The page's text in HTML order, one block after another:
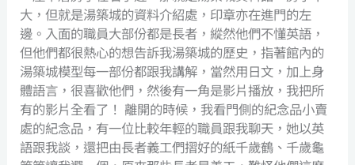
大，但就是湯築城的資料介紹處，印章亦在進門的左
邊。入面的職員大部份都是長者，縱然他們不懂英語，
但他們都很熱心的想告訴我湯築城的歷史，指著館內的
湯築城模型每一部份都跟我講解，當然用日文，加上身
體語言，很喜歡他們，然後有一角是影片播放，我把所
有的影片全看了！ 離開的時候，我看門側的紀念品小賣
處的紀念品，有一位比較年輕的職員跟我聊天，她以英
語跟我談，還把由長者義工們摺好的紙千歲鶴、千歲龜